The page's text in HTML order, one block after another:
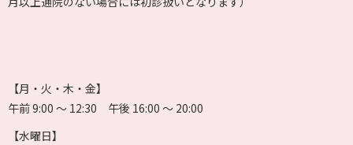
【月・火・木・金】
午前 9:00 〜 12:30 午後 16:00 〜 20:00
【水曜日】